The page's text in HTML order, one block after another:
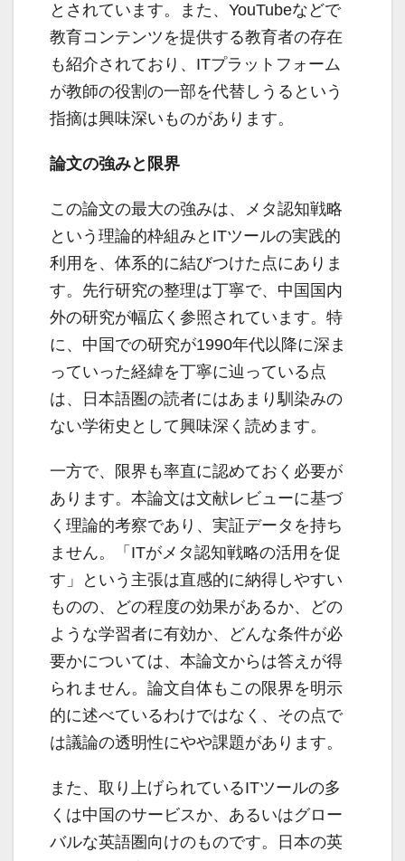
とされています。また、YouTubeなどで
教育コンテンツを提供する教育者の存在
も紹介されており、ITプラットフォーム
が教師の役割の一部を代替しうるという
指摘は興味深いものがあります。
論文の強みと限界
この論文の最大の強みは、メタ認知戦略
という理論的枠組みとITツールの実践的
利用を、体系的に結びつけた点にありま
す。先行研究の整理は丁寧で、中国国内
外の研究が幅広く参照されています。特
に、中国での研究が1990年代以降に深ま
っていった経緯を丁寧に辿っている点
は、日本語圏の読者にはあまり馴染みの
ない学術史として興味深く読めます。
一方で、限界も率直に認めておく必要が
あります。本論文は文献レビューに基づ
く理論的考察であり、実証データを持ち
ません。「ITがメタ認知戦略の活用を促
す」という主張は直感的に納得しやすい
ものの、どの程度の効果があるか、どの
ような学習者に有効か、どんな条件が必
要かについては、本論文からは答えが得
られません。論文自体もこの限界を明示
的に述べているわけではなく、その点で
は議論の透明性にやや課題があります。
また、取り上げられているITツールの多
くは中国のサービスか、あるいはグロー
バルな英語圏向けのものです。日本の英